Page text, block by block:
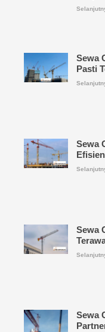
Sewa
Pasti
Sewa
Sewa
Sewa